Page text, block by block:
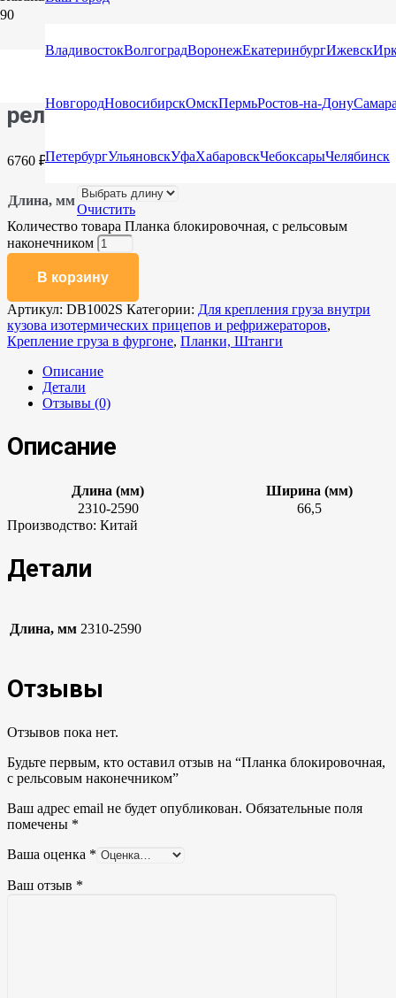
ВладивостокВолгоградВоронежЕкатеринбургИжевск
НовгородНовосибирскОмскПермьРостов-на-Дону
ПетербургУльяновскУфаХабаровскЧебоксарыЧелябинск
с рельсовым наконечником
рельсовым наконечником
6760 ₽
Длина, мм
Очистить
Количество товара Планка блокировочная, с рельсовым
наконечником
В корзину
Артикул: DB1002S Категории: Для крепления груза внутри
кузова изотермических прицепов и рефрижераторов,
Крепление груза в фургоне, Планки, Штанги
Описание
Детали
Отзывы (0)
Описание
Длина (мм)
Ширина (мм)
2310-2590
66,5
Производство: Китай
Детали
Длина, мм 2310-2590
Отзывы
Отзывов пока нет.
Будьте первым, кто оставил отзыв на “Планка блокировочная,
с рельсовым наконечником”
Ваш адрес email не будет опубликован. Обязательные поля
помечены *
Ваша оценка *
Ваш отзыв *